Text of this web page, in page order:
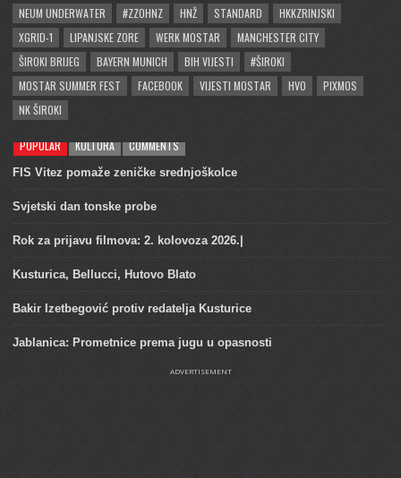
NEUM UNDERWATER
#ZZOHNZ HNŽ STANDARD
HKKZRINJSKI
XGRID-1
LIPANJSKE ZORE WERK MOSTAR
MANCHESTER CITY
ŠIROKI BRIJEG
BAYERN MUNICH BIH VIJESTI
#ŠIROKI
MOSTAR SUMMER FEST
FACEBOOK VIJESTI MOSTAR HVO
PIXMOS
NK ŠIROKI
POPULAR KULTURA COMMENTS
FIS Vitez pomaže zeničke srednjoškolce
Svjetski dan tonske probe
Rok za prijavu filmova: 2. kolovoza 2026.|
Kusturica, Bellucci, Hutovo Blato
Bakir Izetbegović protiv redatelja Kusturice
Jablanica: Prometnice prema jugu u opasnosti
ADVERTISEMENT